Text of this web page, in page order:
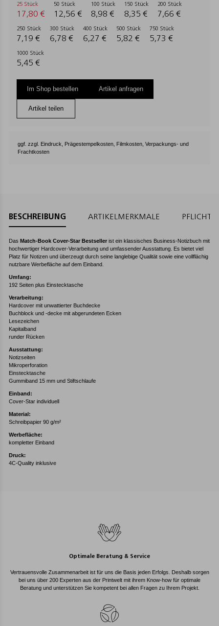
25 Stück
17,80 €
50 Stück
12,56 €
100 Stück
8,98 €
150 Stück
8,35 €
200 Stück
7,66 €
250 Stück
7,19 €
300 Stück
6,78 €
400 Stück
6,27 €
500 Stück
5,82 €
750 Stück
5,73 €
1000 Stück
5,45 €
Im Shop bestellen Artikel anfragen
Artikel teilen
ggf. zzgl. Eindruck, Prägestempelkosten, Filmkosten, Verpackungs- und
Frachtkosten
BESCHREIBUNG ARTIKELMERKMALE
Das Match-Book Cover-Star Bestseller ist ein klassisches Business-Notizbuch mit
hochwertiger Hardcover-Verarbeitung und umfassender Ausstattung. Es bietet viel
Platz für Notizen und überzeugt durch seine langlebige Qualität sowie eine vollflächig
nutzbare Werbefläche auf dem Einband.
Umfang:
192 Seiten plus Einstecktasche
Verarbeitung:
Hardcover mit unwattierter Buchdecke
Buchblock und -decke mit abgerundeten Ecken
Lesezeichen
Kapitalband
runder Rücken
Ausstattung:
Notizseiten
Mikroperforation
Einstecktasche
Gummiband 15 mm und Stiftschlaufe
Einband:
Cover-Star individuell
Material:
Schreibpapier 90 g/m²
Werbefläche:
kompletter Einband
Druck:
4C-Quality inklusive
Optimale Beratung & Service
Vertrauensvolle Zusammenarbeit ist für uns die Basis jeden Erfolgs. Deshalb sorgen
bei uns über 200 Experten aus der Printwelt mit ihrem Know-how für optimale
Beratung und unterstützen Sie kompetent bei allen Fragen zu Ihrem Projekt.